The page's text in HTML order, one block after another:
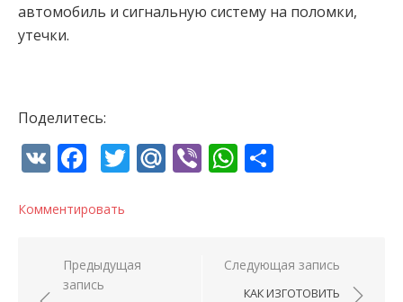
автомобиль и сигнальную систему на поломки,
утечки.
Поделитесь:
VK Facebook
Twitter
Mail.Ru
ViberWhatsApp
Комментировать
Навигация по записям
Предыдущая
запись
Следующая запись
КАК ИЗГОТОВИТЬ